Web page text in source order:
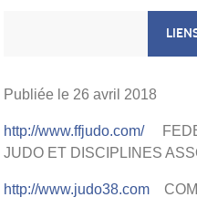
Publiée le 26 avril 2018
http://www.ffjudo.com/
JUDO ET DISCIPLINES
http://www.judo38.com